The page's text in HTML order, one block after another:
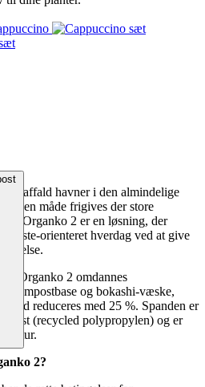
affald havner i den almindelige
den måde frigives der store
Organko 2 er en løsning, der
waste-orienteret hverdag ved at give
Organko 2 omdannes
kompostbase og bokashi-væske,
reduceres med 25 %. Spanden er
plast (recycled polypropylen) og er
2?